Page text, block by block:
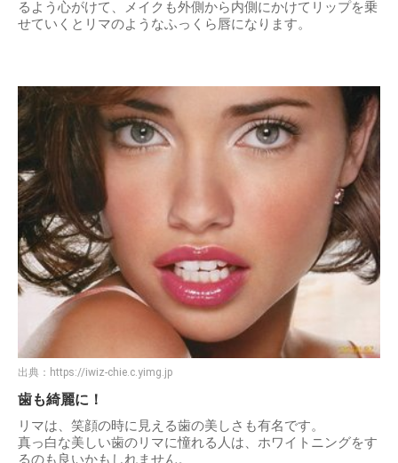
るよう心がけて、メイクも外側から内側にかけてリップを乗
せていくとリマのようなふっくら唇になります。
出典： https://iwiz-chie.c.yimg.jp
歯も綺麗に！
リマは、笑顔の時に見える歯の美しさも有名です。
真っ白な美しい歯のリマに憧れる人は、ホワイトニングをす
るのも良いかもしれません。